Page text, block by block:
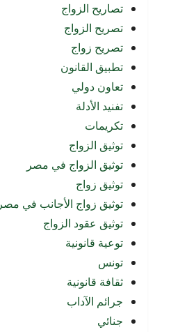
تصاريح الزواج
تصريح الزواج
تصريح زواج
تطبيق القانون
تعاون دولي
تفنيد الأدلة
تكريمات
توثيق الزواج
توثيق الزواج في مصر
توثيق زواج
توثيق زواج الأجانب في مصر
توثيق عقود الزواج
توعية قانونية
تونس
ثقافة قانونية
جرائم الآداب
جنائي